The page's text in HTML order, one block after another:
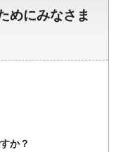
めにみなさま
か？